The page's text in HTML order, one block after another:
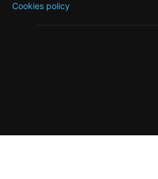
Cookies policy